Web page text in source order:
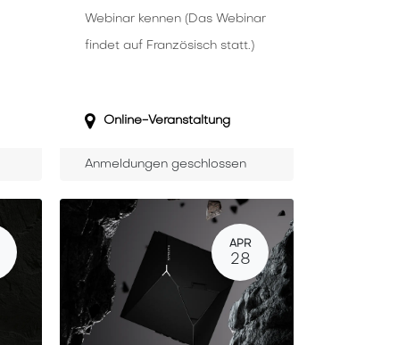
Webinar kennen (Das Webinar
findet auf Französisch statt.)
Online-Veranstaltung
Anmeldungen geschlossen
APR
28